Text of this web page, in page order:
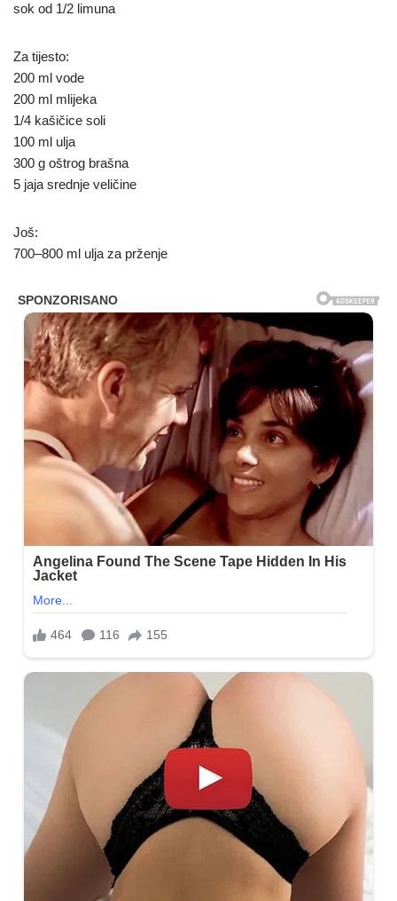
sok od 1/2 limuna
Za tijesto:
200 ml vode
200 ml mlijeka
1/4 kašičice soli
100 ml ulja
300 g oštrog brašna
5 jaja srednje veličine
Još:
700–800 ml ulja za prženje